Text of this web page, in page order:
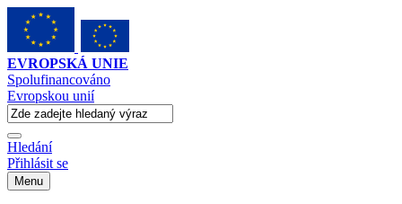
EVROPSKÁ UNIE
Spolufinancováno
Evropskou unií
Hledání
Přihlásit se
Menu